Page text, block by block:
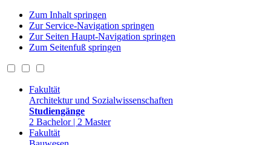
Zum Inhalt springen
Zur Service-Navigation springen
Zur Seiten Haupt-Navigation springen
Zum Seitenfuß springen
Fakultät
Architektur und Sozialwissenschaften
Studiengänge
2 Bachelor | 2 Master
Fakultät